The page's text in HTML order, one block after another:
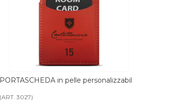
PORTASCHEDA PORTACHIAVI in pelle
(ART. 3027A)